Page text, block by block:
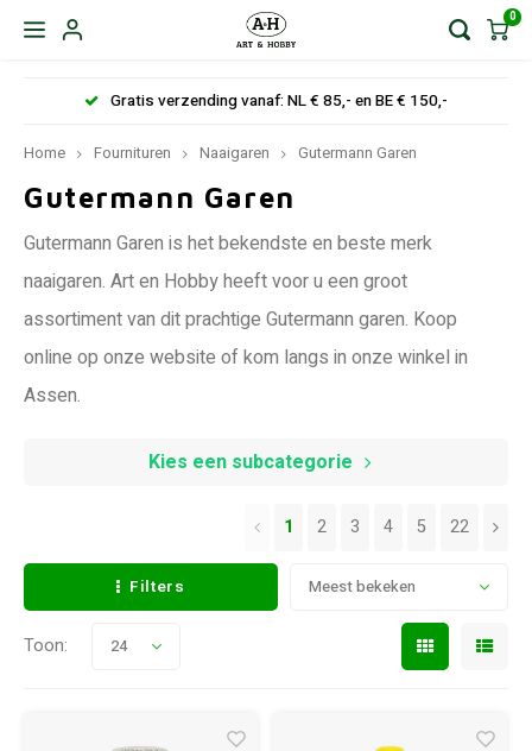
0
Gratis verzending vanaf: NL € 85,- en BE € 150,-
Home Fournituren Naaigaren Gutermann Garen
Gutermann Garen
Gutermann Garen is het bekendste en beste merk
naaigaren. Art en Hobby heeft voor u een groot
assortiment van dit prachtige Gutermann garen. Koop
online op onze website of kom langs in onze winkel in
Assen.
Kies een subcategorie
Filters Meest bekeken
1 2 3 4 5 22
Toon: 24